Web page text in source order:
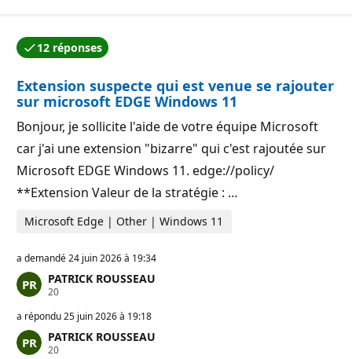
p
u
t
t
i
o
s
d
e
é
p
u
a
i
o
n
12 réponses
L’une des réponses a été acceptée par l’auteur de la
Extension suspecte qui est venue se rajouter
sur microsoft EDGE Windows 11
Bonjour, je sollicite l'aide de votre équipe Microsoft
car j'ai une extension "bizarre" qui c'est rajoutée sur
Microsoft EDGE Windows 11. edge://policy/
**Extension Valeur de la stratégie : …
Microsoft Edge | Other | Windows 11
a demandé24 juin 2026 à 19:34
PATRICK ROUSSEAU
20P
i
t
s
a répondu25 juin 2026 à 19:18
PATRICK ROUSSEAU
20P